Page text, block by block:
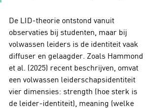
De LID-theorie ontstond vanuit
observaties bij studenten, maar bij
volwassen leiders is de identiteit vaak
diffuser en gelaagder. Zoals Hammond
et al. (2025) recent beschrijven, omvat
een volwassen leiderschapsidentiteit
vier dimensies: strength (hoe sterk is
de leider-identiteit), meaning (welke